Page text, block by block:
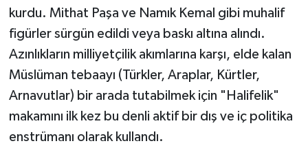
kurdu. Mithat Paşa ve Namık Kemal gibi muhalif
figürler sürgün edildi veya baskı altına alındı.
Azınlıkların milliyetçilik akımlarına karşı, elde kalan
Müslüman tebaayı (Türkler, Araplar, Kürtler,
Arnavutlar) bir arada tutabilmek için "Halifelik"
makamını ilk kez bu denli aktif bir dış ve iç politika
enstrümanı olarak kullandı.